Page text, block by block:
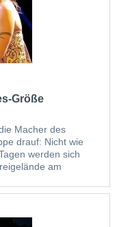
Größe
Macher des
drauf: Nicht wie
werden sich
am